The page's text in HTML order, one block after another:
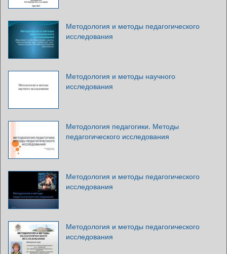
Методология и методы педагогического
исследования
Методология и методы научного
исследования
Методология педагогики. Методы
педагогического исследования
Методология и методы педагогического
исследования
Методология и методы педагогического
исследования